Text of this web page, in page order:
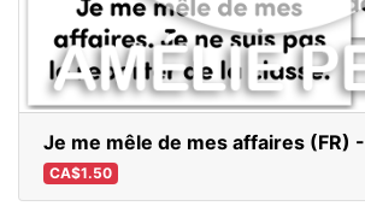
Je me mêle de mes affaires (FR)
CA$1.50